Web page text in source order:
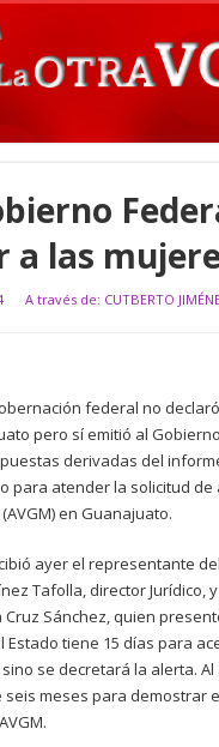
a las
A través de: CUTBERTO
federal no
pero sí emitió al
derivadas del
para atender la solicitud de
en Guanajuato.
ayer el representante
Tafolla, director Jurídico,
Sánchez, quien
Estado tiene 15 días para
se decretará la alerta.
meses para demostrar